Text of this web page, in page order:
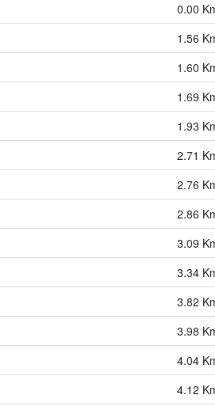
0.00
1.56
1.60
1.69
1.93
2.71
2.76
2.86
3.09
3.34
3.82
3.98
4.04
4.12